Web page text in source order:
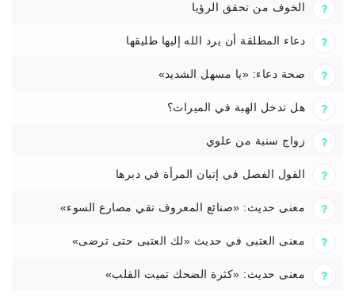
الخوف من تحقق الرؤيا
دعاء المطلقة أن يرد الله إليها طليقها
صحة دعاء: «يا مسهل الشديد»
هل تدخل الهبة في الميراث؟
زواج سنية من علوي
القول الفصل في إتيان المرأة في دبرها
معنى حديث: «صنائع المعروف تقي مصارع السوء»
معنى العتبى في حديث «لك العتبى حتى ترضى»
معنى حديث: «كثرة الضحك تميت القلب»